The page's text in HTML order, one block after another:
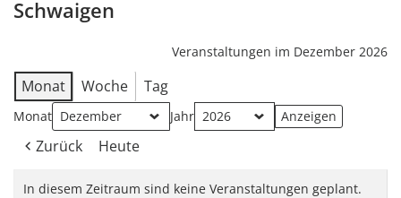
Schwaigen
Veranstaltungen im Dezember 2026
Monat Woche Tag
Monat Jahr
Zurück Heute
In diesem Zeitraum sind keine Veranstaltungen geplant.